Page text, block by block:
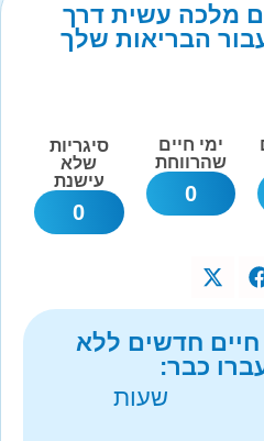
מלכה עשית דרך
עבור הבריאות שלך
ימי חיים
שהרווחת
0
סיגריות
שלא
עישנת
0
חדשים ללא
כבר:
שעות